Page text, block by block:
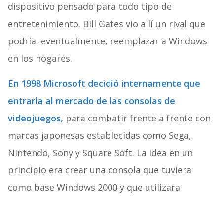
dispositivo pensado para todo tipo de
entretenimiento. Bill Gates vio allí un rival que
podría, eventualmente, reemplazar a Windows
en los hogares.
En 1998 Microsoft decidió internamente que
entraría al mercado de las consolas de
videojuegos, para combatir frente a frente con
marcas japonesas establecidas como Sega,
Nintendo, Sony y Square Soft. La idea en un
principio era crear una consola que tuviera
como base Windows 2000 y que utilizara